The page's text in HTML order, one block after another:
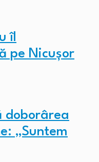
îl
pe Nicușor
doborârea
„Suntem